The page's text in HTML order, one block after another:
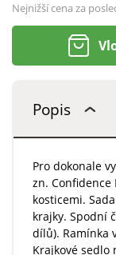
Nejnižší cena za
Popis
Pro dokonale
zn. Confidence
kosticemi.
krajky. Spodní
dílů). Ramínka
Krajkové sedlo